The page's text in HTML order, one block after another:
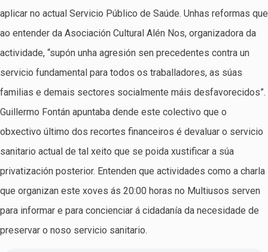
aplicar no actual Servicio Público de Saúde. Unhas reformas que
ao entender da Asociación Cultural Alén Nos, organizadora da
actividade, “supón unha agresión sen precedentes contra un
servicio fundamental para todos os traballadores, as súas
familias e demais sectores socialmente máis desfavorecidos”.
Guillermo Fontán apuntaba dende este colectivo que o
obxectivo último dos recortes financeiros é devaluar o servicio
sanitario actual de tal xeito que se poida xustificar a súa
privatización posterior. Entenden que actividades como a charla
que organizan este xoves ás 20:00 horas no Multiusos serven
para informar e para concienciar á cidadanía da necesidade de
preservar o noso servicio sanitario.